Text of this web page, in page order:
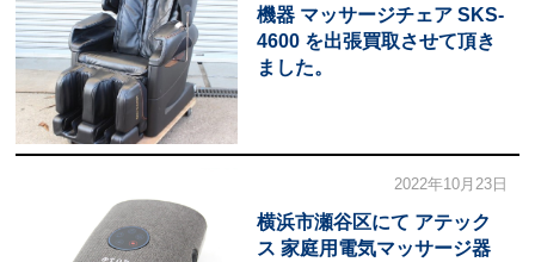
機器 マッサージチェア SKS-
4600 を出張買取させて頂き
ました。
2022年10月23日
横浜市瀬谷区にて アテック
ス 家庭用電気マッサージ器